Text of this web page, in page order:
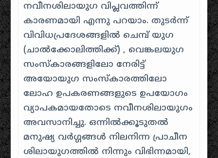
നവീനശിലായുഗ വിപ്ലവത്തിന്ന്
കാരണമായി എന്നു പറയാം. തുടർന്ന്
വിവിധപ്രദേശങ്ങളിൽ ചെമ്പ് യുഗ
(ചാൽക്കോലിത്തിക്ക്) , വെങ്കലയുഗ
സംസ്കാരങ്ങളിലോ നേരിട്ട്
അയോയുഗ സംസ്കാരത്തിലോ
ലോഹ ഉപകരണങ്ങളുടെ ഉപയോഗം
വ്യാപകമായതോടെ നവീനശിലായുഗം
അവസാനിച്ചു. ഒന്നിൽക്കൂടുതൽ
മനുഷ്യ വർഗ്ഗങ്ങൾ നിലനിന്ന പ്രാചീന
ശിലായുഗത്തിൽ നിന്നും വിഭിന്നമായി,